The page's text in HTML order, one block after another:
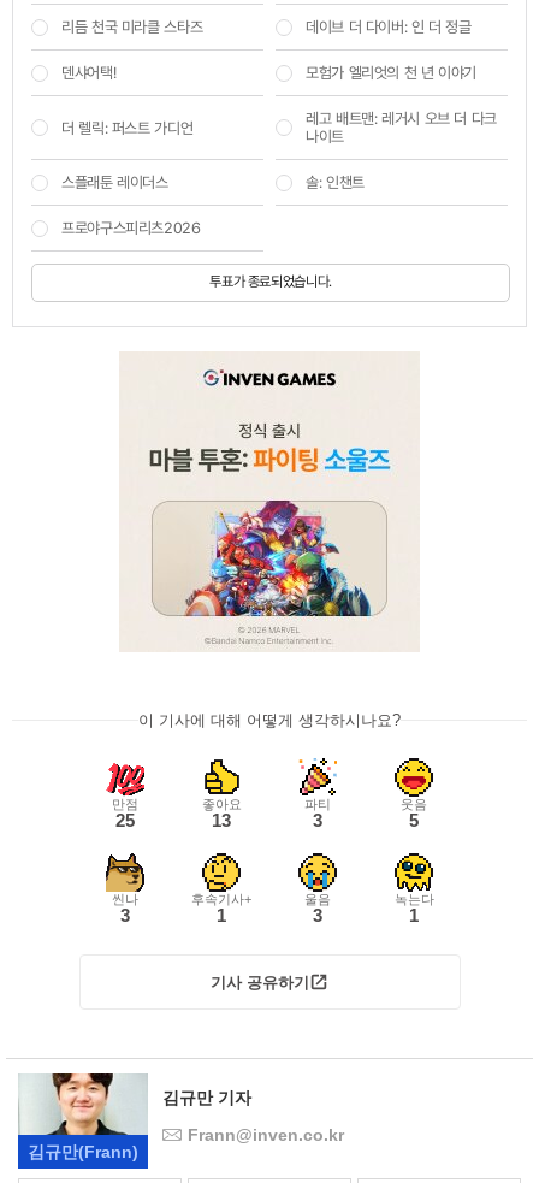
리듬 천국 미라클 스타즈 데이브 더 다이버: 인 더 정글
덴샤어택! 모험가 엘리엇의 천 년 이야기
더 렐릭: 퍼스트 가디언
레고 배트맨: 레거시 오브 더 다크
나이트
스플래툰 레이더스 솔: 인챈트
프로야구스피리츠2026
투표가 종료되었습니다.
이 기사에 대해 어떻게 생각하시나요?
만점
25
좋아요
13
파티
3
웃음
5
씬나
3
후속기사+
1
울음
3
녹는다
1
기사 공유하기
김규만(Frann)
김규만 기자
Frann@inven.co.kr